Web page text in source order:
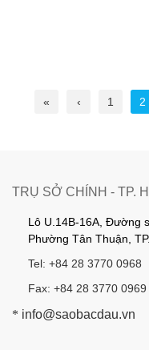
« ‹ 1 2
TRỤ SỞ CHÍNH - TP.
Lô U.14B-16A, Đường
Phường Tân Thuận,
Tel: +84 28 3770 0968
Fax: +84 28 3770 0969
* info@saobacdau.vn